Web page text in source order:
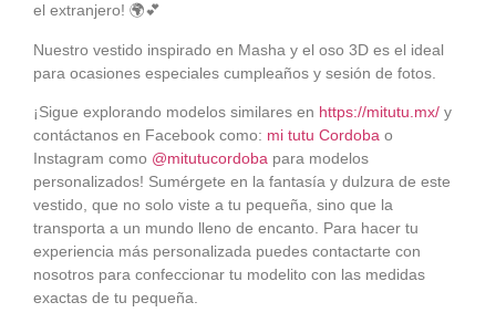
el extranjero! 🌍💕
Nuestro vestido inspirado en Masha y el oso 3D es el ideal
para ocasiones especiales cumpleaños y sesión de fotos.
¡Sigue explorando modelos similares en https://mitutu.mx/ y
contáctanos en Facebook como: mi tutu Cordoba o
Instagram como @mitutucordoba para modelos
personalizados! Sumérgete en la fantasía y dulzura de este
vestido, que no solo viste a tu pequeña, sino que la
transporta a un mundo lleno de encanto. Para hacer tu
experiencia más personalizada puedes contactarte con
nosotros para confeccionar tu modelito con las medidas
exactas de tu pequeña.